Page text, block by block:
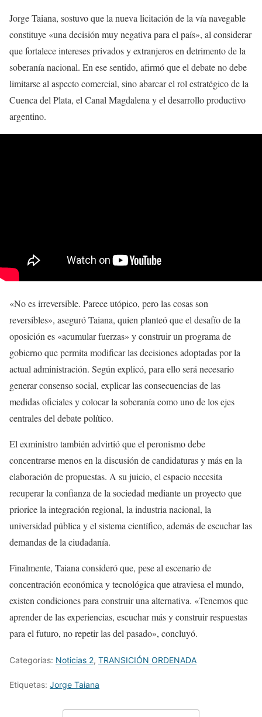
Jorge Taiana, sostuvo que la nueva licitación de la vía navegable
constituye «una decisión muy negativa para el país», al considerar
que fortalece intereses privados y extranjeros en detrimento de la
soberanía nacional. En ese sentido, afirmó que el debate no debe
limitarse al aspecto comercial, sino abarcar el rol estratégico de la
Cuenca del Plata, el Canal Magdalena y el desarrollo productivo
argentino.
«No es irreversible. Parece utópico, pero las cosas son
reversibles», aseguró Taiana, quien planteó que el desafío de la
oposición es «acumular fuerzas» y construir un programa de
gobierno que permita modificar las decisiones adoptadas por la
actual administración. Según explicó, para ello será necesario
generar consenso social, explicar las consecuencias de las
medidas oficiales y colocar la soberanía como uno de los ejes
centrales del debate político.
El exministro también advirtió que el peronismo debe
concentrarse menos en la discusión de candidaturas y más en la
elaboración de propuestas. A su juicio, el espacio necesita
recuperar la confianza de la sociedad mediante un proyecto que
priorice la integración regional, la industria nacional, la
universidad pública y el sistema científico, además de escuchar las
demandas de la ciudadanía.
Finalmente, Taiana consideró que, pese al escenario de
concentración económica y tecnológica que atraviesa el mundo,
existen condiciones para construir una alternativa. «Tenemos que
aprender de las experiencias, escuchar más y construir respuestas
para el futuro, no repetir las del pasado», concluyó.
Categorías: Noticias 2, TRANSICIÓN ORDENADA
Etiquetas: Jorge Taiana